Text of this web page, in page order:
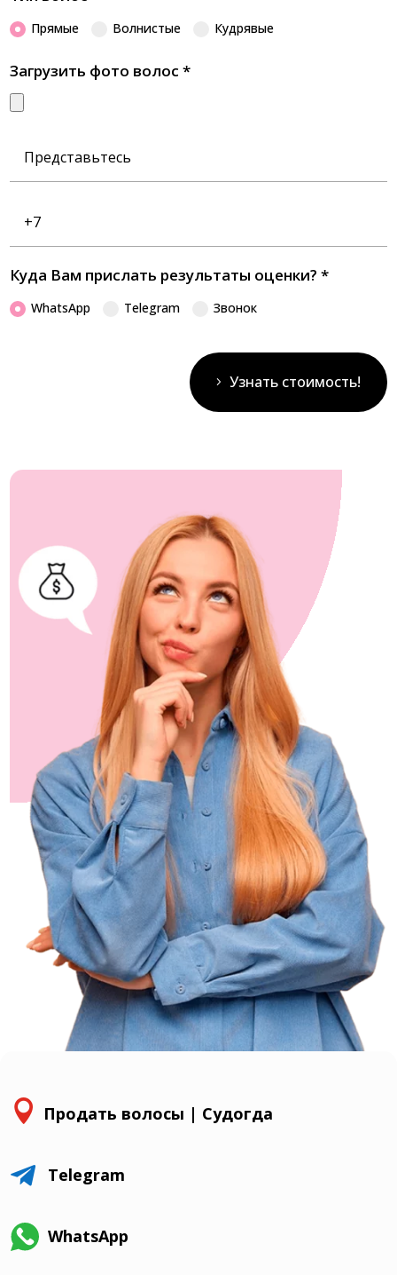
Прямые Волнистые Кудрявые
Загрузить фото волос*
Куда Вам прислать результаты оценки?*
WhatsApp Telegram Звонок
Узнать стоимость!
 Продать волосы | Судогда
 Telegram
WhatsApp